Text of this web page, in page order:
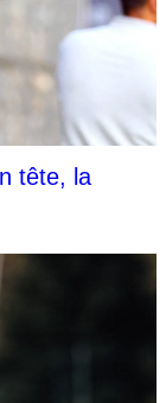
tête, la